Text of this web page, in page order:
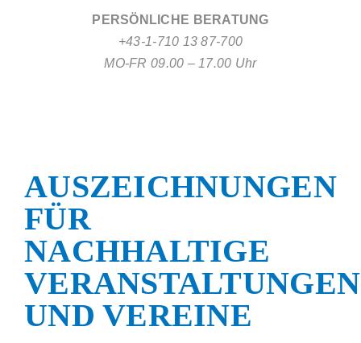
PERSÖNLICHE BERATUNG
+43-1-710 13 87-700
MO-FR 09.00 – 17.00 Uhr
Nachhaltigkeit
Shop
AUSZEICHNUNGEN
FÜR
NACHHALTIGE
VERANSTALTUNGEN
UND VEREINE